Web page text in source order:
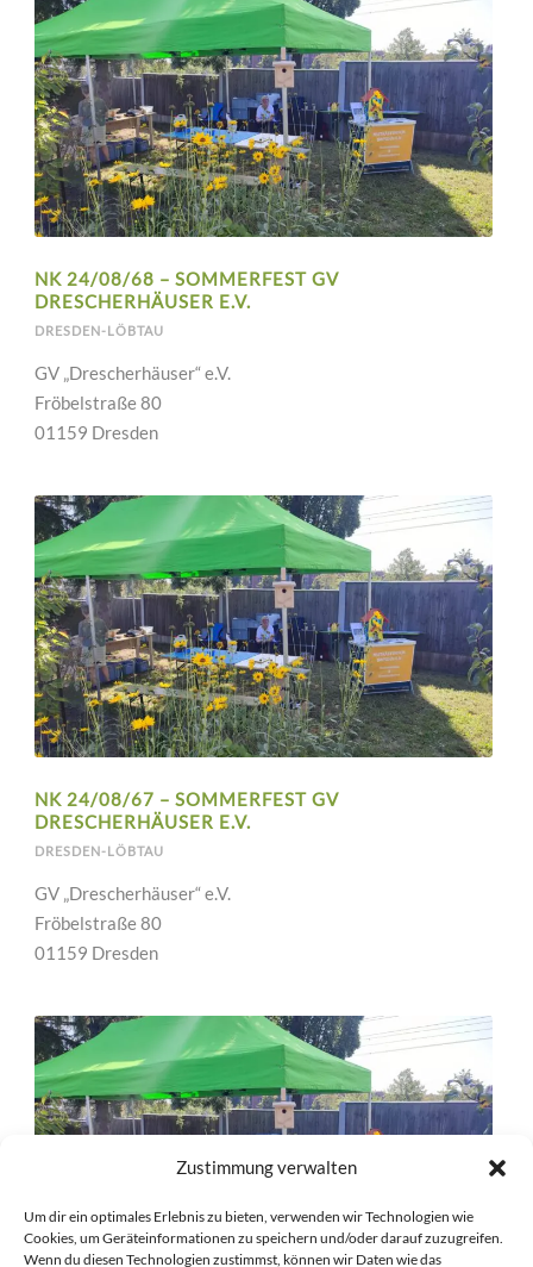
Zustimmung verwalten
Um dir ein optimales Erlebnis zu bieten, verwenden wir Technologien wie
Cookies, um Geräteinformationen zu speichern und/oder darauf zuzugreifen.
Wenn du diesen Technologien zustimmst, können wir Daten wie das
NK 24/08/68 – SOMMERFEST GV
DRESCHERHÄUSER E.V.
DRESDEN-LÖBTAU
GV „Drescherhäuser“ e.V.
Fröbelstraße 80
01159 Dresden
NK 24/08/67 – SOMMERFEST GV
DRESCHERHÄUSER E.V.
DRESDEN-LÖBTAU
GV „Drescherhäuser“ e.V.
Fröbelstraße 80
01159 Dresden